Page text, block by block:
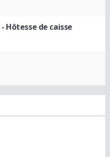
- Hôtesse de caisse